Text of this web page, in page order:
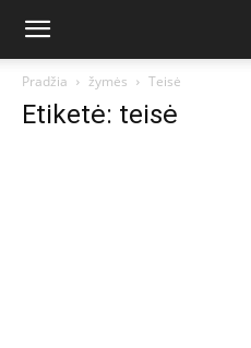
Pradžia žymės Teisė
Etiketė: teisė